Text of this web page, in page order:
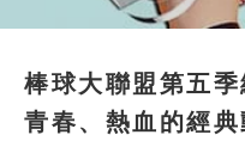
棒球大聯盟第五
青春、熱血的經典